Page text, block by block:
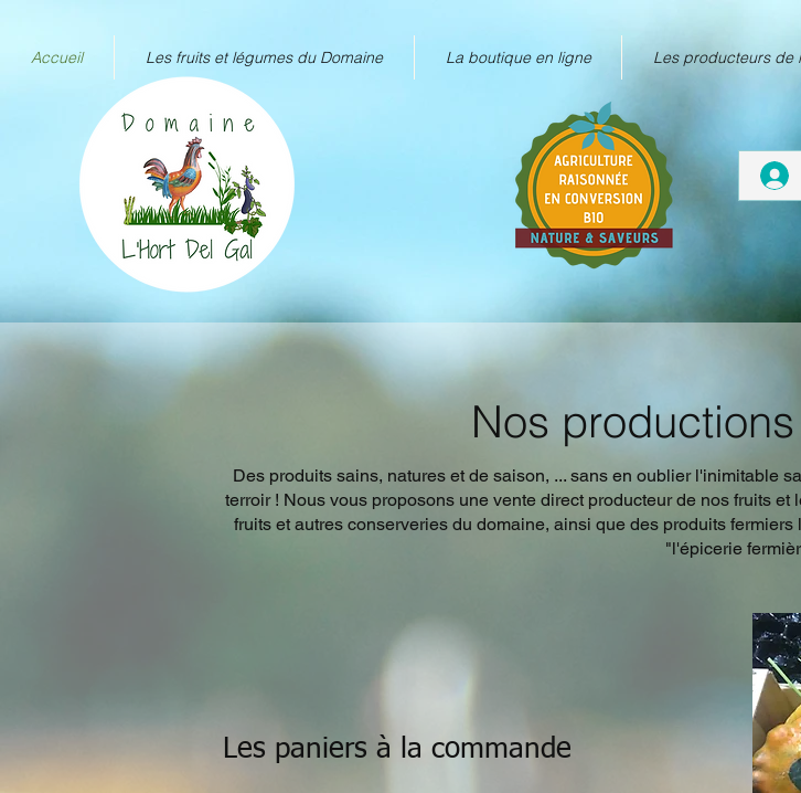
Accueil Les fruits et légumes du Domaine La boutique en ligne Les producteurs de
Nos
Des produits sains, natures et de saison, ... sans en oublier l'inimitable
terroir ! Nous vous proposons une vente direct producteur de nos fruits
fruits et autres conserveries du domaine, ainsi que des produits
"l'épicerie
Les paniers à la commande